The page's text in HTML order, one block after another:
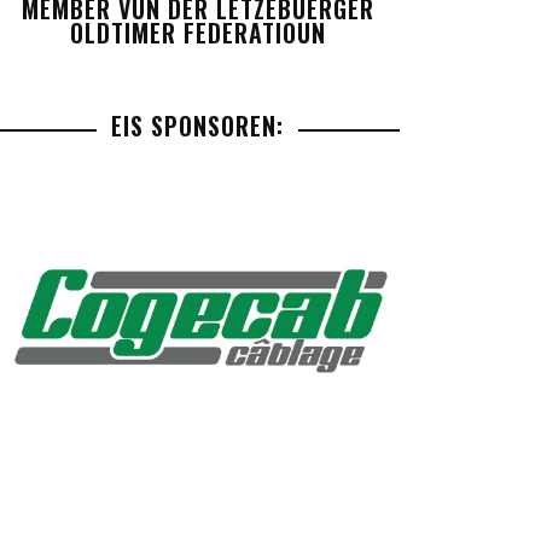
MEMBER VUN DER LETZEBUERGER
OLDTIMER FEDERATIOUN
EIS SPONSOREN: